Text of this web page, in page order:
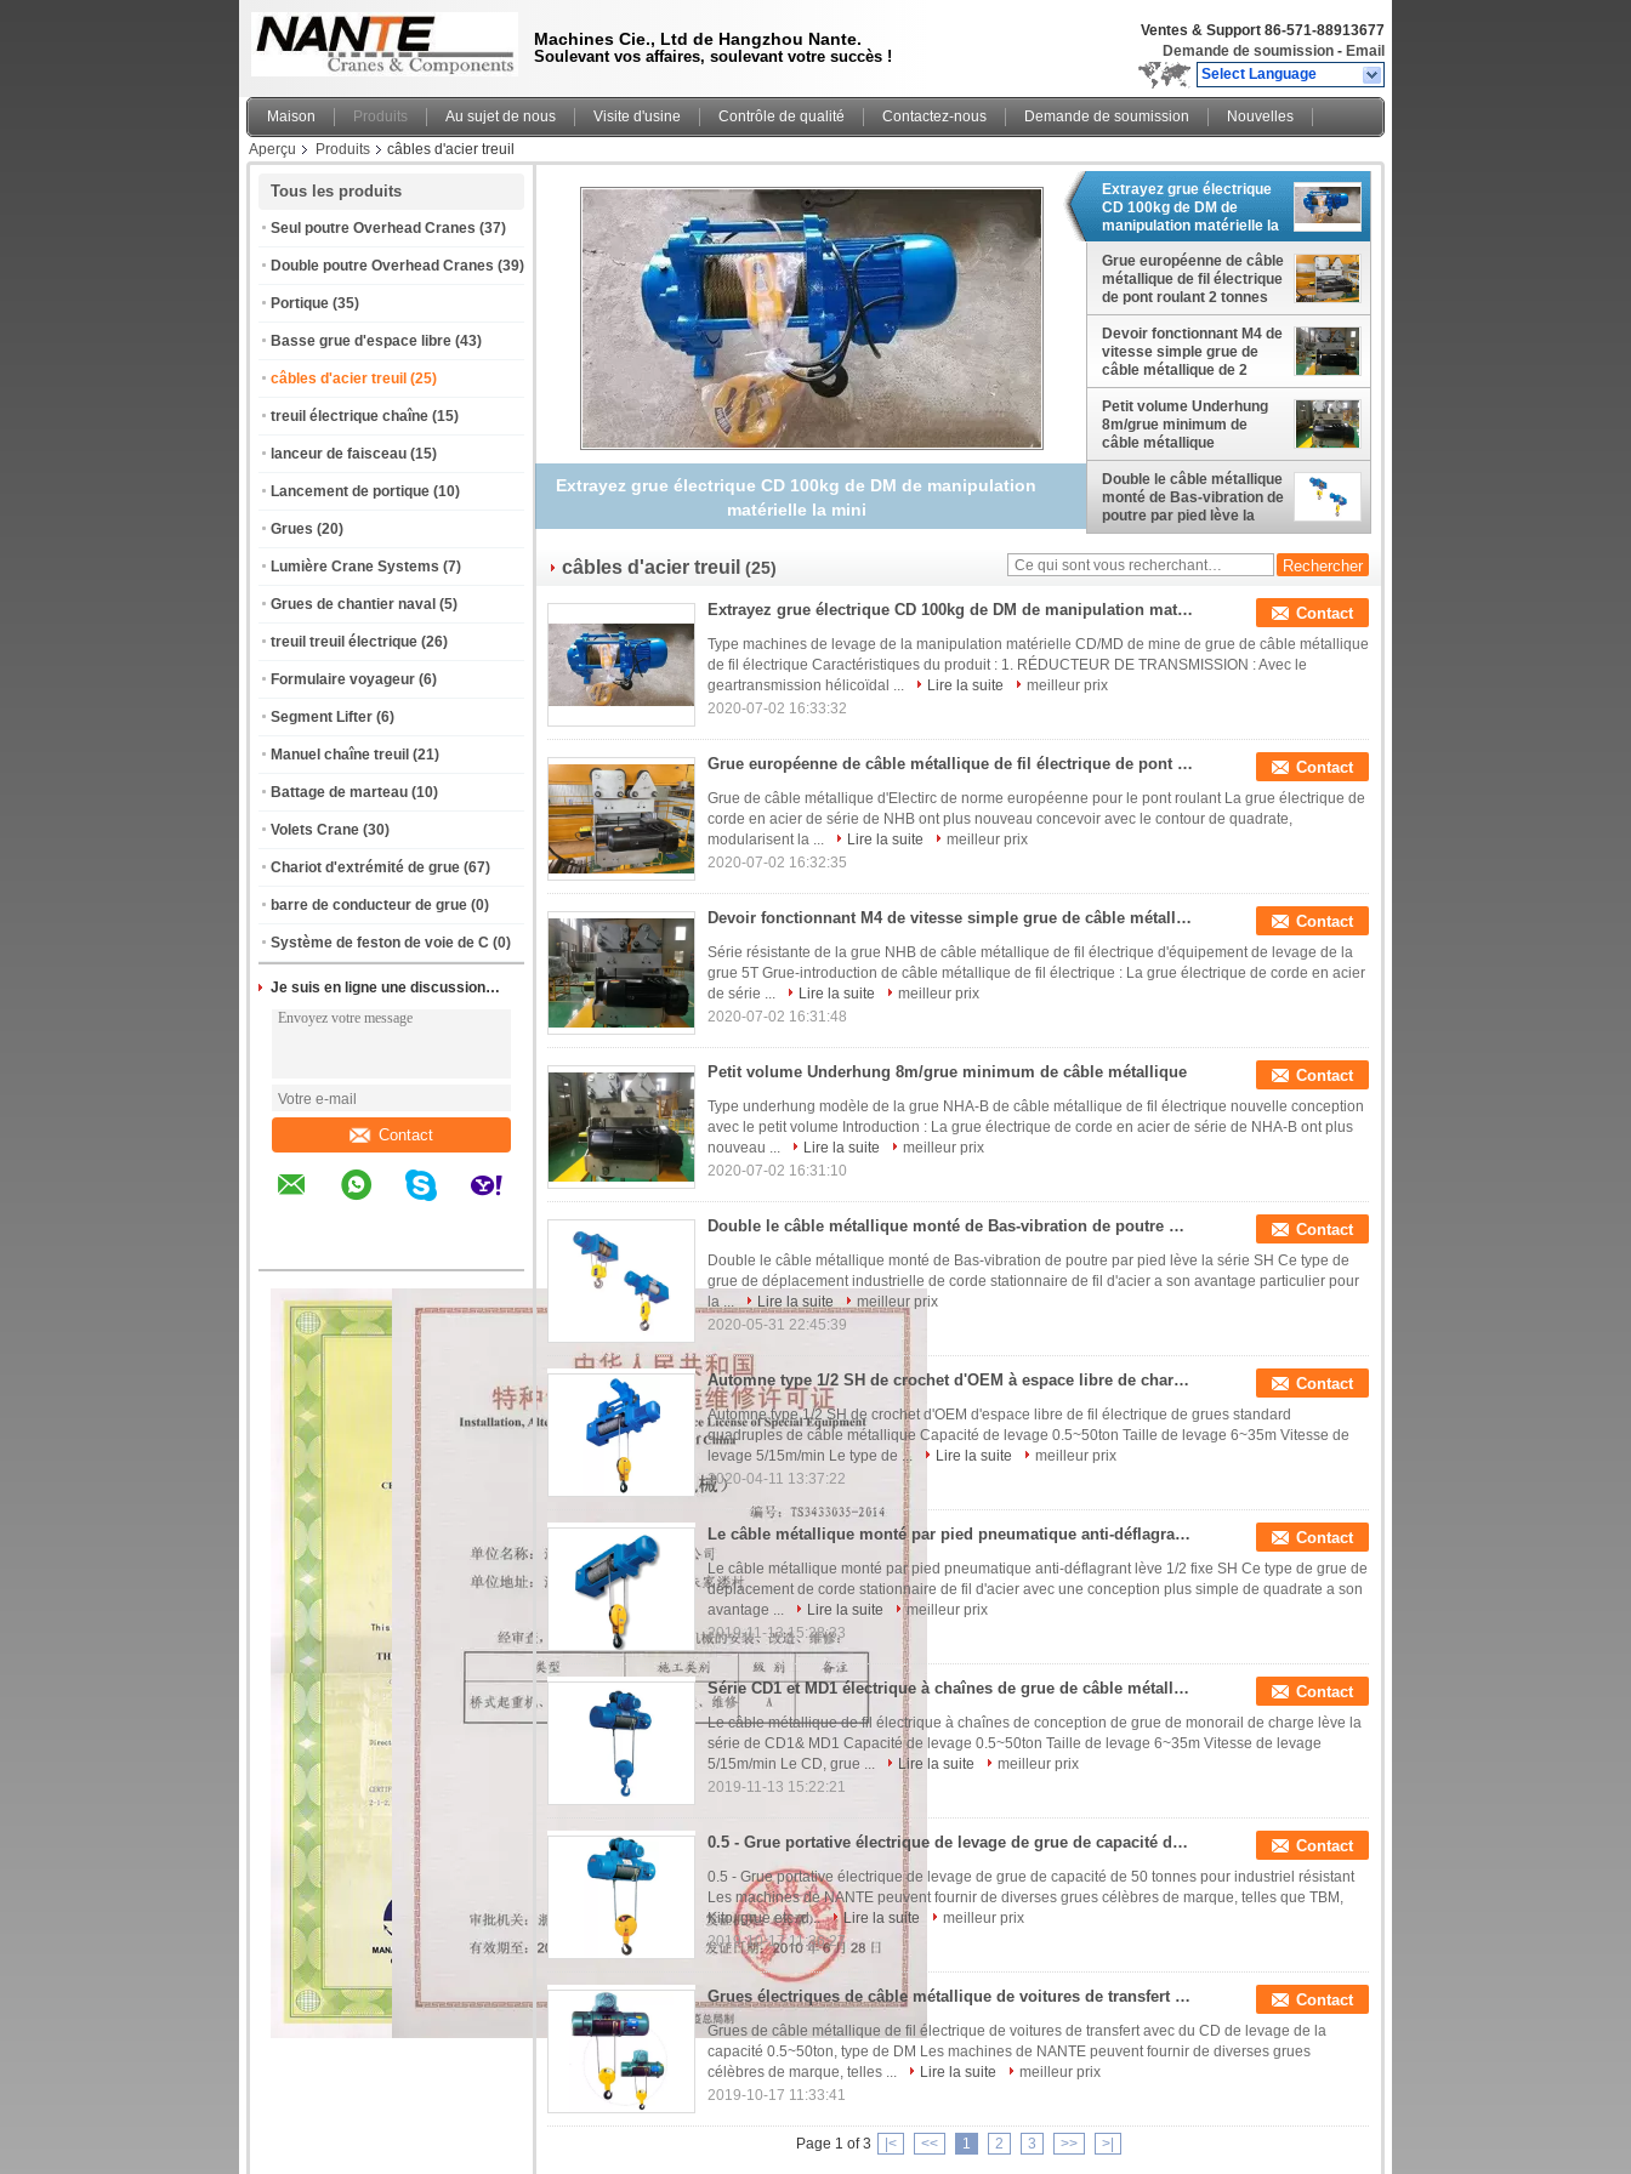
Machines Cie., Ltd de Hangzhou Nante.
Soulevant vos affaires, soulevant votre succès !
Ventes & Support 86-571-88913677
Demande de soumission - Email
Select Language
Maison Produits Au sujet de nous Visite d'usine Contrôle de qualité Contactez-nous Demande de soumission
Nouvelles
Aperçu
Produits câbles d'acier treuil
Tous les produits
Seul poutre Overhead Cranes (37)
Double poutre Overhead Cranes (39)
Portique (35)
Basse grue d'espace libre (43)
câbles d'acier treuil (25)
treuil électrique chaîne (15)
lanceur de faisceau (15)
Lancement de portique (10)
Grues (20)
Lumière Crane Systems (7)
Grues de chantier naval (5)
treuil treuil électrique (26)
Formulaire voyageur (6)
Segment Lifter (6)
Manuel chaîne treuil (21)
Battage de marteau (10)
Volets Crane (30)
Chariot d'extrémité de grue (67)
barre de conducteur de grue (0)
Système de feston de voie de C (0)
Je suis en ligne une discussion en ligne
Contact
Grue européenne de câble métallique de fil électrique de pont
roulant 2 tonnes
Extrayez grue électrique
CD 100kg de DM de
manipulation matérielle la
mini
Grue européenne de câble
métallique de fil électrique
de pont roulant 2 tonnes
Devoir fonctionnant M4 de
vitesse simple grue de
câble métallique de 2
tonnes
Petit volume Underhung
8m/grue minimum de
câble métallique
Double le câble métallique
monté de Bas-vibration de
poutre par pied lève la
grue SH d'underhang de
série
câbles d'acier treuil (25)
Extrayez grue électrique CD 100kg de DM de manipulation matérielle la mini Contact
Type machines de levage de la manipulation matérielle CD/MD de mine de grue de câble métallique
de fil électrique Caractéristiques du produit : 1. RÉDUCTEUR DE TRANSMISSION : Avec le
geartransmission hélicoïdal ...
Lire la suite
meilleur prix
2020-07-02 16:33:32
Grue européenne de câble métallique de fil électrique de pont roulant 2 tonnes Contact
Grue de câble métallique d'Electirc de norme européenne pour le pont roulant La grue électrique de
corde en acier de série de NHB ont plus nouveau concevoir avec le contour de quadrate,
modularisent la ...
Lire la suite
meilleur prix
2020-07-02 16:32:35
Devoir fonctionnant M4 de vitesse simple grue de câble métallique de 2 tonnes Contact
Série résistante de la grue NHB de câble métallique de fil électrique d'équipement de levage de la
grue 5T Grue-introduction de câble métallique de fil électrique : La grue électrique de corde en acier
de série ...
Lire la suite
meilleur prix
2020-07-02 16:31:48
Petit volume Underhung 8m/grue minimum de câble métallique Contact
Type underhung modèle de la grue NHA-B de câble métallique de fil électrique nouvelle conception
avec le petit volume Introduction : La grue électrique de corde en acier de série de NHA-B ont plus
nouveau ...
Lire la suite
meilleur prix
2020-07-02 16:31:10
Double le câble métallique monté de Bas-vibration de poutre par pied lève la grue SH d'underhang de série Contact
Double le câble métallique monté de Bas-vibration de poutre par pied lève la série SH Ce type de
grue de déplacement industrielle de corde stationnaire de fil d'acier a son avantage particulier pour
la ...
Lire la suite
meilleur prix
2020-05-31 22:45:39
Automne type 1/2 SH de crochet d'OEM à espace libre de chariot de grue standard quadruple de fil électrique Contact
Automne type 1/2 SH de crochet d'OEM d'espace libre de fil électrique de grues standard
quadruples de câble métallique Capacité de levage 0.5~50ton Taille de levage 6~35m Vitesse de
levage 5/15m/min Le type de ...
Lire la suite
meilleur prix
2020-04-11 13:37:22
Le câble métallique monté par pied pneumatique anti-déflagrant lève 1/2 fixe SH Contact
Le câble métallique monté par pied pneumatique anti-déflagrant lève 1/2 fixe SH Ce type de grue de
déplacement de corde stationnaire de fil d'acier avec une conception plus simple de quadrate a son
avantage ...
Lire la suite
meilleur prix
2019-11-13 15:28:33
Série CD1 et MD1 électrique à chaînes de grue de câble métallique de conception de grue de monorail de charge Contact
Le câble métallique de fil électrique à chaînes de conception de grue de monorail de charge lève la
série de CD1& MD1 Capacité de levage 0.5~50ton Taille de levage 6~35m Vitesse de levage
5/15m/min Le CD, grue ...
Lire la suite
meilleur prix
2019-11-13 15:22:21
0.5 - Grue portative électrique de levage de grue de capacité de 50 tonnes pour industriel résistant Contact
0.5 - Grue portative électrique de levage de grue de capacité de 50 tonnes pour industriel résistant
Les machines de NANTE peuvent fournir de diverses grues célèbres de marque, telles que TBM,
Kito, grue etc. d...
Lire la suite
meilleur prix
2019-10-17 11:36:27
Grues électriques de câble métallique de voitures de transfert avec du CD de levage de la capacité 0.5~50ton, type de DM Contact
Grues de câble métallique de fil électrique de voitures de transfert avec du CD de levage de la
capacité 0.5~50ton, type de DM Les machines de NANTE peuvent fournir de diverses grues
célèbres de marque, telles ...
Lire la suite
meilleur prix
2019-10-17 11:33:41
Page 1 of 3 |< << 1 2 3 >> >|